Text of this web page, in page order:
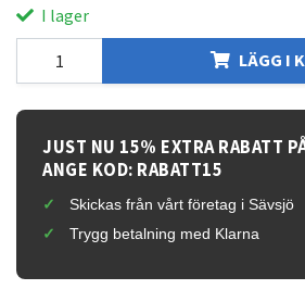
I lager
LÄGG I
JUST NU 15% EXTRA RABATT
ANGE KOD: RABATT15
Skickas från vårt företag i Sävsjö
Trygg betalning med Klarna